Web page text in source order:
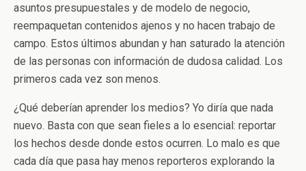
asuntos presupuestales y de modelo de negocio,
reempaquetan contenidos ajenos y no hacen trabajo de
campo. Estos últimos abundan y han saturado la atención
de las personas con información de dudosa calidad. Los
primeros cada vez son menos.
¿Qué deberían aprender los medios? Yo diría que nada
nuevo. Basta con que sean fieles a lo esencial: reportar
los hechos desde donde estos ocurren. Lo malo es que
cada día que pasa hay menos reporteros explorando la